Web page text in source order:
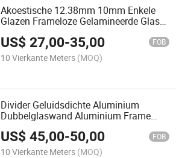
Akoestische 12.38mm 10mm Enkele
Glazen Frameloze Gelamineerde Glas
US$27,00-35,00 FOB
10 Vierkante Meters (MOQ)
Divider Geluidsdichte Aluminium
Dubbelglaswand Aluminium Frame
Glazen Systeem Kantoorpartition
US$45,00-50,00 FOB
10 Vierkante Meters (MOQ)